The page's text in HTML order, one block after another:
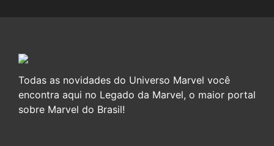
Todas as novidades do Universo Marvel você
encontra aqui no Legado da Marvel, o maior portal
sobre Marvel do Brasil!